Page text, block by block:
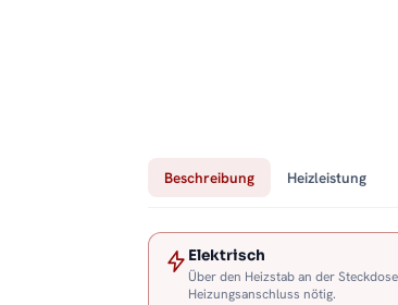
Beschreibung Heizleistung
Elektrisch
Über den Heizstab an der
Heizungsanschluss nötig.